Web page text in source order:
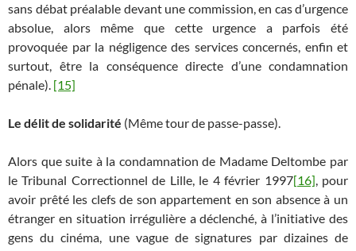
sans débat préalable devant une commission, en cas d’urgence
absolue, alors même que cette urgence a parfois été
provoquée par la négligence des services concernés, enfin et
surtout, être la conséquence directe d’une condamnation
pénale). [15]
Le délit de solidarité (Même tour de passe-passe).
Alors que suite à la condamnation de Madame Deltombe par
le Tribunal Correctionnel de Lille, le 4 février 1997[16], pour
avoir prêté les clefs de son appartement en son absence à un
étranger en situation irrégulière a déclenché, à l’initiative des
gens du cinéma, une vague de signatures par dizaines de